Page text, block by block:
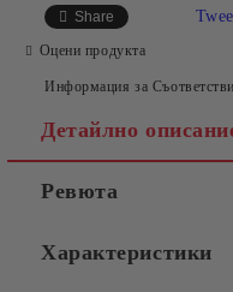
Share
Оцени продукта
Информация за
Детайлно
Ревюта
Характеристики